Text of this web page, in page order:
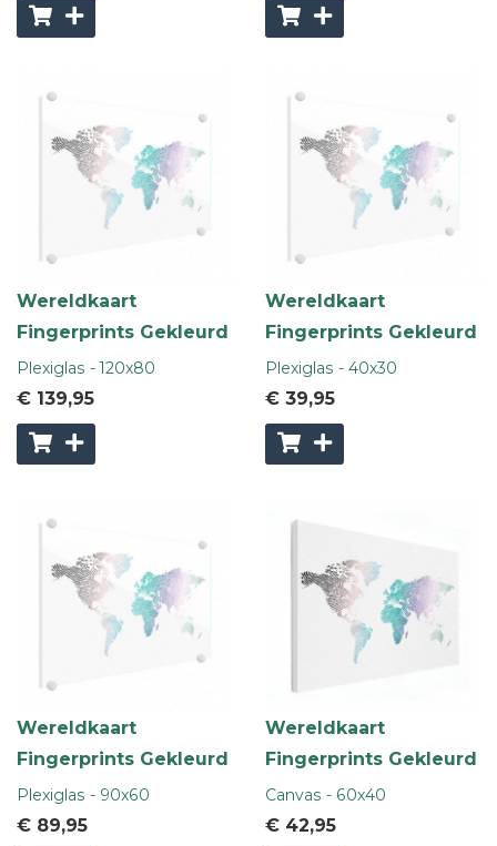
Wereldkaart
Fingerprints Gekleurd
Plexiglas - 120x80
€ 139,95
Wereldkaart
Fingerprints Gekleurd
Plexiglas - 40x30
€ 39,95
Wereldkaart
Fingerprints Gekleurd
Plexiglas - 90x60
€ 89,95
Wereldkaart
Fingerprints Gekleurd
Canvas - 60x40
€ 42,95